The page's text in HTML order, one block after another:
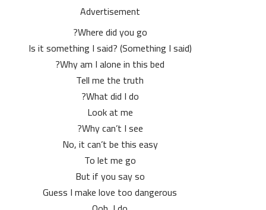
Advertisement
Where did you go?
Is it something I said? (Something I said)
Why am I alone in this bed?
Tell me the truth
What did I do?
Look at me
Why can’t I see?
No, it can’t be this easy
To let me go
But if you say so
Guess I make love too dangerous